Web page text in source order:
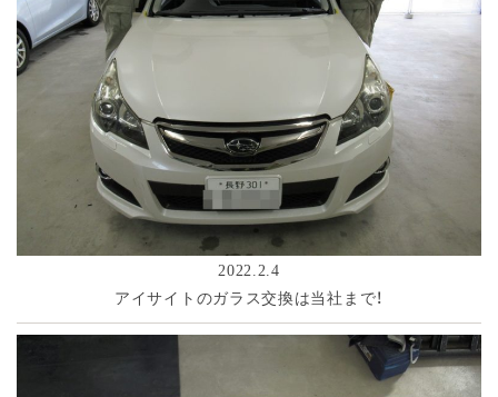
2022.2.4
アイサイトのガラス交換は当社まで！